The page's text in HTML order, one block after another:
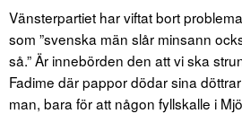
Vänsterpartiet har viftat bort
som ”svenska män slår minsann
så.” Är innebörden den att vi ska
Fadime där pappor dödar sina
man, bara för att någon fyllskalle i